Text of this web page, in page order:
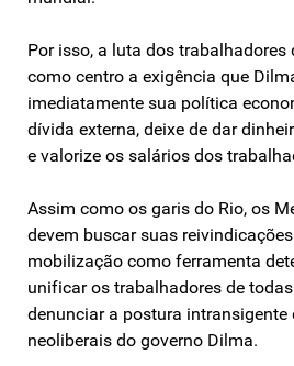
Por isso, a luta dos trabalhadores
como centro a exigência que
imediatamente sua política
dívida externa, deixe de dar
e valorize os salários dos
Assim como os garis do Rio, os
devem buscar suas
mobilização como ferramenta
unificar os trabalhadores de
denunciar a postura intransigente
neoliberais do governo Dilma.